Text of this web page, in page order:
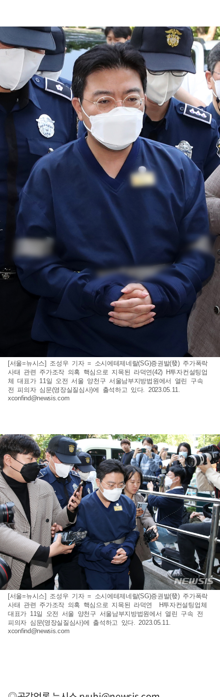
[서울=뉴시스] 조성우 기자 = 소시에테제네랄(SG)증권발(發) 주가폭락
사태 관련 주가조작 의혹 핵심으로 지목된 라덕연(42) H투자컨설팅업
체 대표가 11일 오전 서울 양천구 서울남부지방법원에서 열린 구속
전 피의자 심문(영장실질심사)에 출석하고 있다. 2023.05.11.
xconfind@newsis.com
[서울=뉴시스] 조성우 기자 = 소시에테제네랄(SG)증권발(發) 주가폭락
사태 관련 주가조작 의혹 핵심으로 지목된 라덕연 H투자컨설팅업체
대표가 11일 오전 서울 양천구 서울남부지방법원에서 열린 구속 전
피의자 심문(영장실질심사)에 출석하고 있다. 2023.05.11.
xconfind@newsis.com